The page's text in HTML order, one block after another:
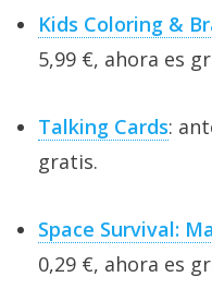
Kids Coloring &
5,99 €, ahora es
Talking Cards:
gratis.
Space Survival:
0,29 €, ahora es